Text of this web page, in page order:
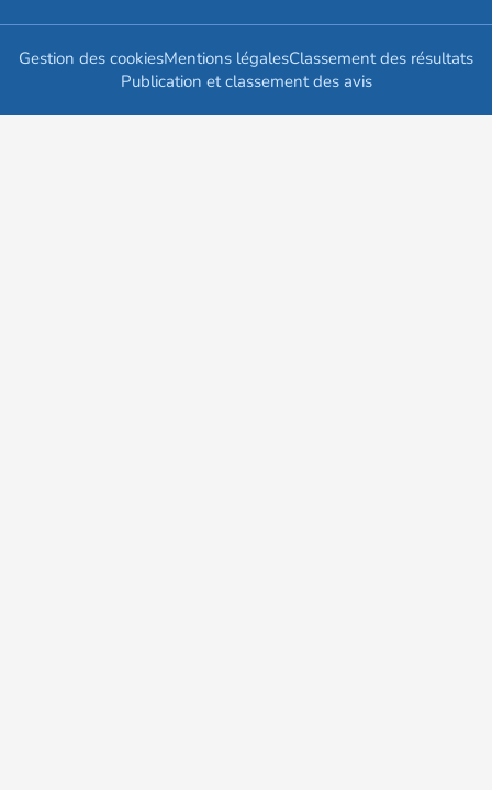
Gestion des cookiesMentions légalesClassement des résultats
Publication et classement des avis